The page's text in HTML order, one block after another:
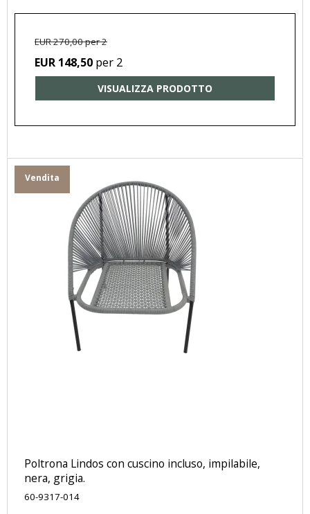
EUR 270,00 per 2
EUR 148,50 per 2
VISUALIZZA PRODOTTO
Vendita
Poltrona Lindos con cuscino incluso, impilabile,
nera, grigia.
60-9317-014